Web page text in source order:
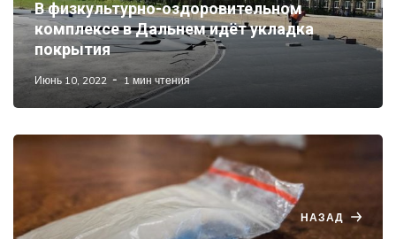
В физкультурно-оздоровительном
комплексе в Дальнем идёт укладка
покрытия
Июнь 10, 2022 1 мин чтения
НАЗАД